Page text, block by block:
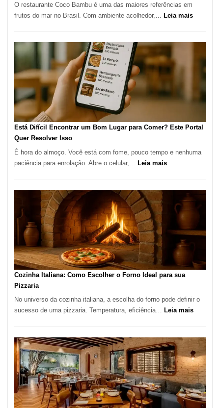
Alta
Gastronomia
O restaurante Coco Bambu é uma das maiores referências em
frutos do mar no Brasil. Com ambiente acolhedor,…
Leia mais:
como
reservar
Paulo
Está Difícil Encontrar um Bom Lugar para Comer? Este Portal
Quer Resolver Isso
É hora do almoço. Você está com fome, pouco tempo e nenhuma
paciência para enrolação. Abre o celular,… Leia mais:
Encontrar
um
Lugar
Comer?
Este
Portal
Isso
Cozinha Italiana: Como Escolher o Forno Ideal para sua
Pizzaria
No universo da cozinha italiana, a escolha do forno pode definir o
sucesso de uma pizzaria. Temperatura, eficiência… Leia mais:
Como
Escolher
o
Forno
Ideal
para